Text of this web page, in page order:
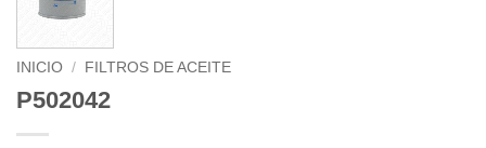
INICIO / FILTROS DE ACEITE
P502042